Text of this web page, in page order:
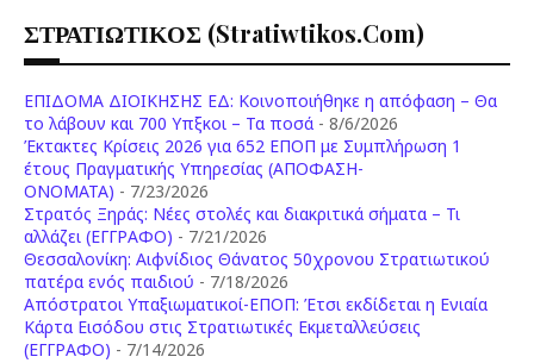
ΣΤΡΑΤΙΩΤΙΚΟΣ (stratiwtikos.com)
ΕΠΙΔΟΜΑ ΔΙΟΙΚΗΣΗΣ ΕΔ: Κοινοποιήθηκε η απόφαση – Θα
το λάβουν και 700 Υπξκοι – Τα ποσά - 8/6/2026
Έκτακτες Κρίσεις 2026 για 652 ΕΠΟΠ με Συμπλήρωση 1
έτους Πραγματικής Υπηρεσίας (ΑΠΟΦΑΣΗ-
ONOMATA) - 7/23/2026
Στρατός Ξηράς: Νέες στολές και διακριτικά σήματα – Τι
αλλάζει (ΕΓΓΡΑΦΟ) - 7/21/2026
Θεσσαλονίκη: Αιφνίδιος Θάνατος 50χρονου Στρατιωτικού
πατέρα ενός παιδιού - 7/18/2026
Απόστρατοι Υπαξιωματικοί-ΕΠΟΠ: Έτσι εκδίδεται η Ενιαία
Κάρτα Εισόδου στις Στρατιωτικές Εκμεταλλεύσεις
(ΕΓΓΡΑΦΟ) - 7/14/2026